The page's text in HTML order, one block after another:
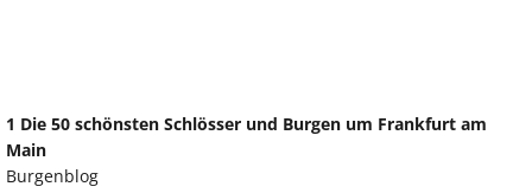
1 Die 50 schönsten Schlösser und Burgen um Frankfurt am
Main
Burgenblog